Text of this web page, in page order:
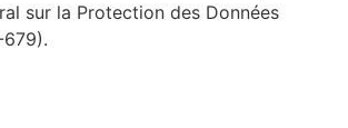
sur la Protection des Données
679).